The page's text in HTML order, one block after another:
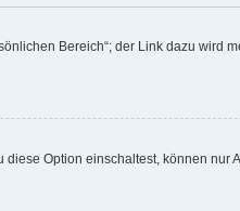
Bereich“; der Link dazu wird
Option einschaltest, können nur